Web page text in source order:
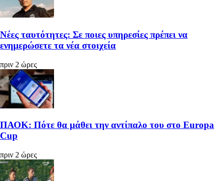
Νέες ταυτότητες: Σε ποιες υπηρεσίες πρέπει να
ενημερώσετε τα νέα στοιχεία
πριν 2 ώρες
ΠΑΟΚ: Πότε θα μάθει την αντίπαλο του στο Europa
Cup
πριν 2 ώρες